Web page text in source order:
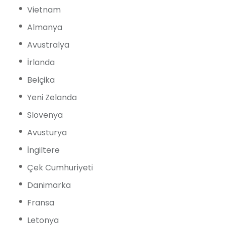
Vietnam
Almanya
Avustralya
İrlanda
Belçika
Yeni Zelanda
Slovenya
Avusturya
İngiltere
Çek Cumhuriyeti
Danimarka
Fransa
Letonya